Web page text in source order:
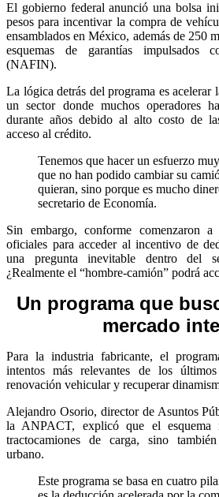
El gobierno federal anunció una bolsa
pesos para incentivar la compra de
ensamblados en México, además de 250
esquemas de garantías impulsados
(NAFIN).
La lógica detrás del programa es acelerar
un sector donde muchos operadores
durante años debido al alto costo de
acceso al crédito.
Tenemos que hacer un esfuerzo
que no han podido cambiar su
quieran, sino porque es mucho
secretario de Economía.
Sin embargo, conforme comenzaron a
oficiales para acceder al incentivo de
una pregunta inevitable dentro del
¿Realmente el “hombre-camión” podrá
Un programa que
mercado
Para la industria fabricante, el
intentos más relevantes de los
renovación vehicular y recuperar
Alejandro Osorio, director de Asuntos
la ANPACT, explicó que el esquema
tractocamiones de carga, sino
urbano.
Este programa se basa en cuatro